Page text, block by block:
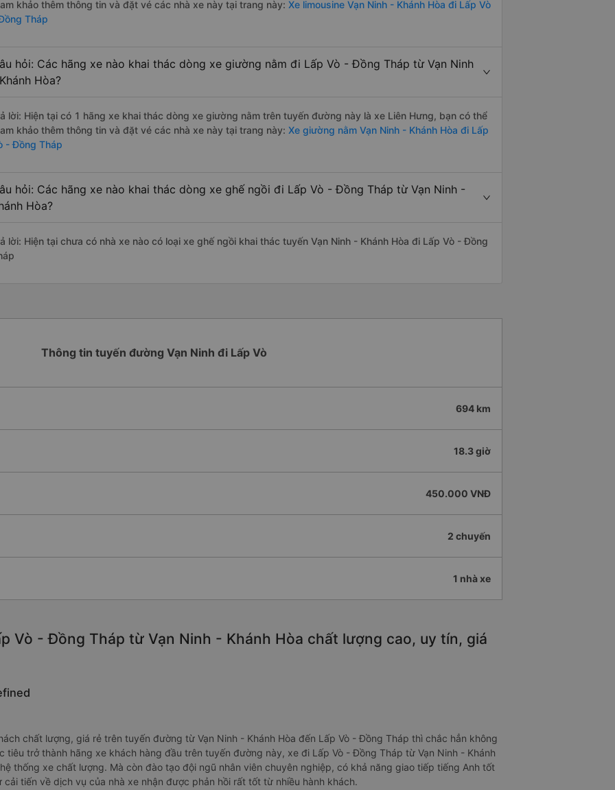
khảo thêm thông tin và đặt vé các nhà xe này tại trang này: Xe limousine Vạn Ninh - Khánh Hòa đi Lấp Vò
Tháp
hỏi: Các hãng xe nào khai thác dòng xe giường nằm đi Lấp Vò - Đồng Tháp từ Vạn Ninh
Hòa?
lời: Hiện tại có 1 hãng xe khai thác dòng xe giường nằm trên tuyến đường này là xe Liên Hưng, bạn có thể
khảo thêm thông tin và đặt vé các nhà xe này tại trang này: Xe giường nằm Vạn Ninh - Khánh Hòa đi Lấp
- Đồng Tháp
hỏi: Các hãng xe nào khai thác dòng xe ghế ngồi đi Lấp Vò - Đồng Tháp từ Vạn Ninh -
Hòa?
lời: Hiện tại chưa có nhà xe nào có loại xe ghế ngồi khai thác tuyến Vạn Ninh - Khánh Hòa đi Lấp Vò - Đồng
Thông tin tuyến đường Vạn Ninh đi Lấp Vò
694 km
18.3 giờ
450.000 VNĐ
2 chuyến
1 nhà xe
Vò - Đồng Tháp từ Vạn Ninh - Khánh Hòa chất lượng cao, uy tín, giá
chất lượng, giá rẻ trên tuyến đường từ Vạn Ninh - Khánh Hòa đến Lấp Vò - Đồng Tháp thì chắc hẳn không
tiêu trở thành hãng xe khách hàng đầu trên tuyến đường này, xe đi Lấp Vò - Đồng Tháp từ Vạn Ninh - Khánh
thống xe chất lượng. Mà còn đào tạo đội ngũ nhân viên chuyên nghiệp, có khả năng giao tiếp tiếng Anh tốt
tiến về dịch vụ của nhà xe nhận được phản hồi rất tốt từ nhiều hành khách.